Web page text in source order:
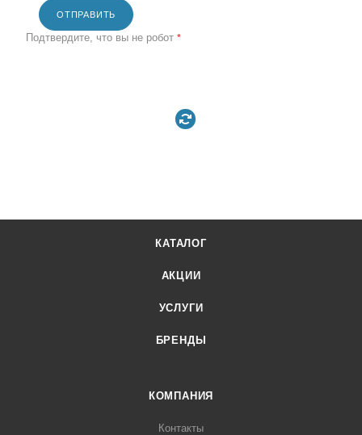
ОТПРАВИТЬ
Подтвердите, что вы не робот *
КАТАЛОГ
АКЦИИ
УСЛУГИ
БРЕНДЫ
КОМПАНИЯ
Контакты